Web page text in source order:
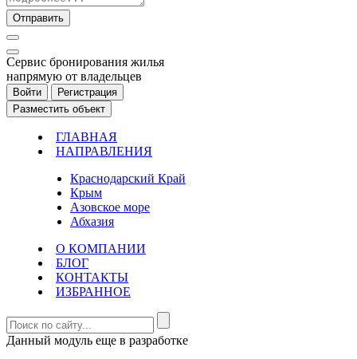
Отправить
Cервис бронирования жилья
напрямую от владельцев
Войти
Регистрация
Разместить объект
ГЛАВНАЯ
НАПРАВЛЕНИЯ
Краснодарский Край
Крым
Азовское море
Абхазия
О КОМПАНИИ
БЛОГ
КОНТАКТЫ
ИЗБРАННОЕ
Данный модуль еще в разработке